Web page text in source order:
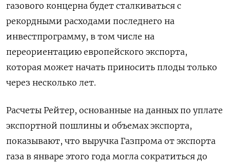
газового концерна будет сталкиваться с
рекордными расходами последнего на
инвестпрограмму, в том числе на
переориентацию европейского экспорта,
которая может начать приносить плоды только
через несколько лет.
Расчеты Рейтер, основанные на данных по уплате
экспортной пошлины и объемах экспорта,
показывают, что выручка Газпрома от экспорта
газа в январе этого года могла сократиться до